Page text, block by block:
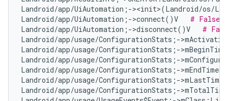
Landroid/app/UiAutomation;-><init>(Landroid/os/
Landroid/app/UiAutomation;->connect()V # False
Landroid/app/UiAutomation;->disconnect()V #
Landroid/app/usage/ConfigurationStats;-
Landroid/app/usage/ConfigurationStats;-
Landroid/app/usage/ConfigurationStats;-
Landroid/app/usage/ConfigurationStats;-
Landroid/app/usage/ConfigurationStats;-
Landroid/app/usage/ConfigurationStats;-